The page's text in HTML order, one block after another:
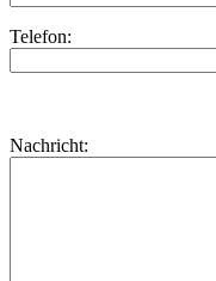
Telefon:
dieses
lasse
Nachricht: